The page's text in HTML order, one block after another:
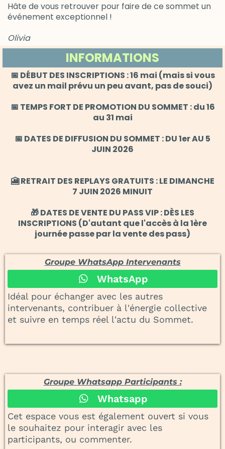
Hâte de vous retrouver pour faire de ce sommet un
événement exceptionnel !
Olivia
INFORMATIONS
📅 DÉBUT DES INSCRIPTIONS : 16 mai (mais si vous
avez un mail prévu un peu avant, pas de souci)
📅 TEMPS FORT DE PROMOTION DU SOMMET : du 16
au 31 mai
📅 DATES DE DIFFUSION DU SOMMET : DU 1er AU 5
JUIN 2026
🎦 RETRAIT DES REPLAYS GRATUITS : LE DIMANCHE
7 JUIN 2026 MINUIT
🎁 DATES DE VENTE DU PASS VIP : DÈS LES
INSCRIPTIONS (D'autant que l'accès à la 1ère
journée passe par la vente des pass)
Groupe WhatsApp Intervenants
WhatsApp
Idéal pour échanger avec les autres
intervenants, contribuer à l'énergie collective
et suivre en temps réel l'actu du Sommet.
Groupe Whatsapp Participants :
Whatsapp
Cet espace vous est également ouvert si vous
le souhaitez pour interagir avec les
participants, ou commenter.